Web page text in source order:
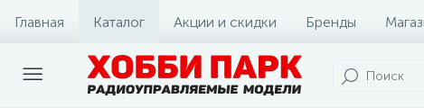
Главная Каталог Акции и скидки Бренды